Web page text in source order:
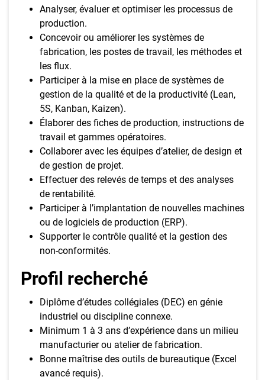
Analyser, évaluer et optimiser les processus de
production.
Concevoir ou améliorer les systèmes de
fabrication, les postes de travail, les méthodes et
les flux.
Participer à la mise en place de systèmes de
gestion de la qualité et de la productivité (Lean,
5S, Kanban, Kaizen).
Élaborer des fiches de production, instructions de
travail et gammes opératoires.
Collaborer avec les équipes d’atelier, de design et
de gestion de projet.
Effectuer des relevés de temps et des analyses
de rentabilité.
Participer à l’implantation de nouvelles machines
ou de logiciels de production (ERP).
Supporter le contrôle qualité et la gestion des
non-conformités.
Profil recherché
Diplôme d’études collégiales (DEC) en génie
industriel ou discipline connexe.
Minimum 1 à 3 ans d’expérience dans un milieu
manufacturier ou atelier de fabrication.
Bonne maîtrise des outils de bureautique (Excel
avancé requis).